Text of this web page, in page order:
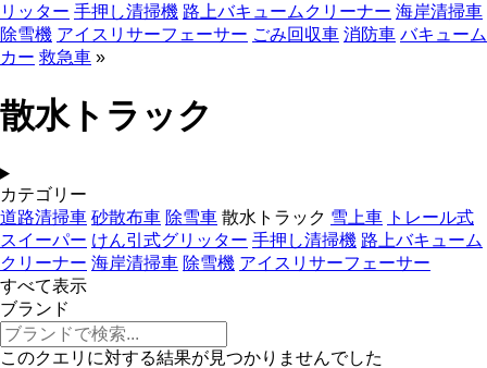
リッター 手押し清掃機 路上バキュームクリーナー 海岸清掃車
除雪機 アイスリサーフェーサー ごみ回収車 消防車 バキューム
カー 救急車 »
散水トラック
カテゴリー
道路清掃車 砂散布車 除雪車 散水トラック 雪上車 トレール式
スイーパー けん引式グリッター 手押し清掃機 路上バキューム
クリーナー 海岸清掃車 除雪機 アイスリサーフェーサー
すべて表示
ブランド
このクエリに対する結果が見つかりませんでした